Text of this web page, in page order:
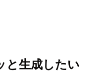
と生成したい